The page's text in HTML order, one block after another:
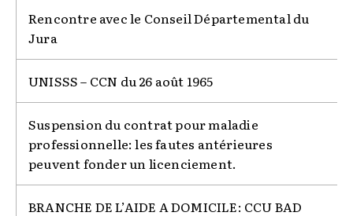
Rencontre avec le Conseil Départemental du
Jura
UNISSS – CCN du 26 août 1965
Suspension du contrat pour maladie
professionnelle: les fautes antérieures
peuvent fonder un licenciement.
BRANCHE DE L’AIDE A DOMICILE: CCU BAD